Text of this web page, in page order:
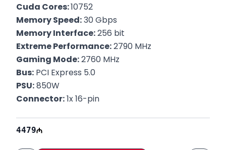
Cuda Cores: 10752
Memory Speed: 30 Gbps
Memory Interface: 256 bit
Extreme Performance: 2790 MHz
Gaming Mode: 2760 MHz
Bus: PCI Express 5.0
PSU: 850W
Connector: 1x 16-pin
4479